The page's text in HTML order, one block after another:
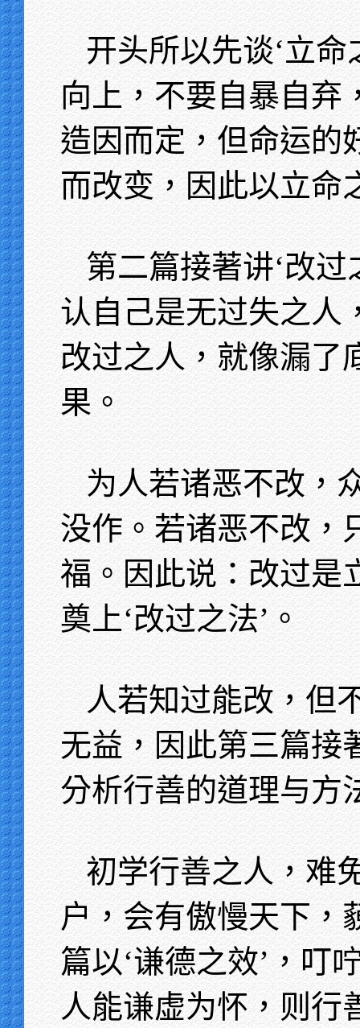
开头所以先谈‘立
向上，不要自暴自弃
造因而定，但命运的
而改变，因此以立命
第二篇接著讲‘改
认自己是无过失之人
改过之人，就像漏了
果。
为人若诸恶不改，
没作。若诸恶不改，
福。因此说：改过是
奠上‘改过之法’。
人若知过能改，但
无益，因此第三篇接
分析行善的道理与方
初学行善之人，难
户，会有傲慢天下，
篇以‘谦德之效’，叮
人能谦虚为怀，则行